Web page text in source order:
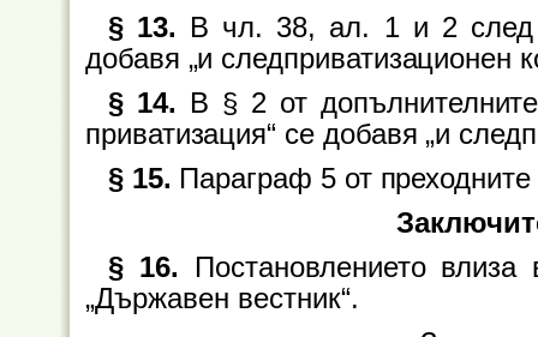
§ 13. В чл. 38, ал. 1 и 2 след
добавя „и следприватизационен
§ 14. В § 2 от
приватизация“ се добавя „и
§ 15. Параграф 5 от
§ 16. Постановлението
„Държавен вестник“.